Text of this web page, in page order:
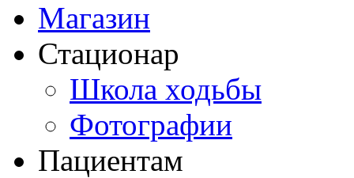
Магазин
Стационар
Школа ходьбы
Фотографии
Пациентам